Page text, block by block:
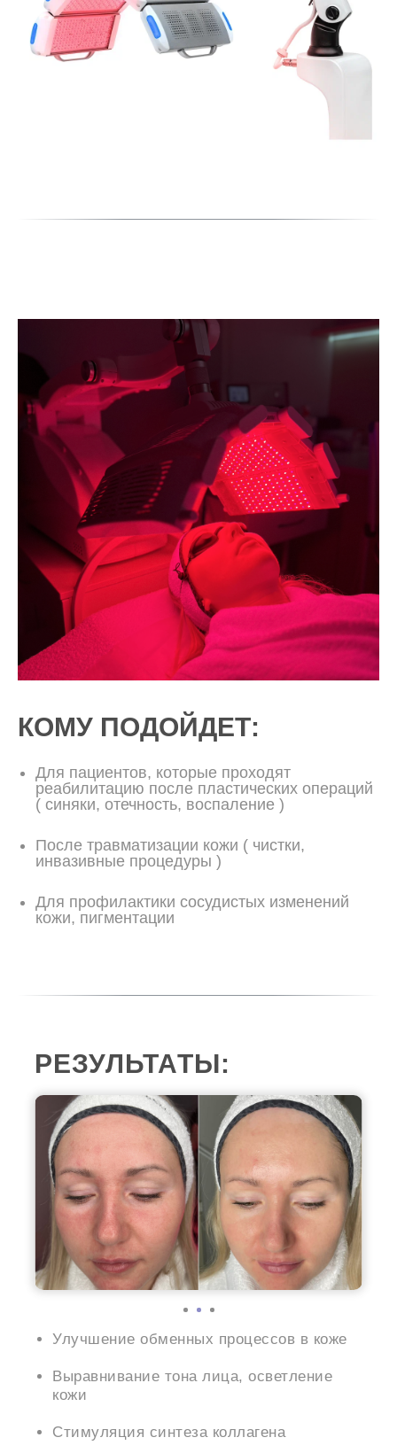
КОМУ ПОДОЙДЕТ:
Для пациентов, которые проходят
реабилитацию после пластических операций
( синяки, отечность, воспаление )
После травматизации кожи ( чистки,
инвазивные процедуры )
Для профилактики сосудистых изменений
кожи, пигментации
РЕЗУЛЬТАТЫ:
Улучшение обменных процессов в коже
Выравнивание тона лица, осветление
кожи
Стимуляция синтеза коллагена